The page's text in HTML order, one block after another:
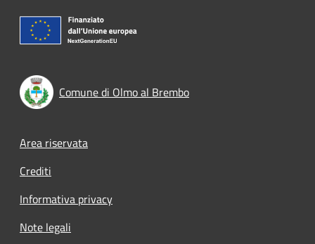
Comune di Olmo al Brembo
Footer menu
Area riservata
Crediti
Informativa privacy
Note legali